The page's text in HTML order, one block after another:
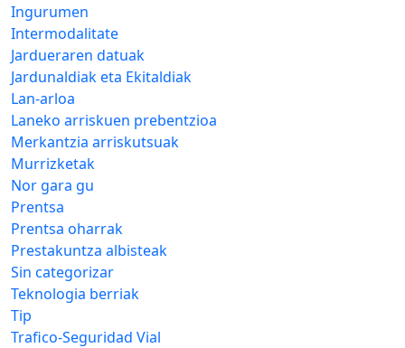
Ingurumen
Intermodalitate
Jardueraren datuak
Jardunaldiak eta Ekitaldiak
Lan-arloa
Laneko arriskuen prebentzioa
Merkantzia arriskutsuak
Murrizketak
Nor gara gu
Prentsa
Prentsa oharrak
Prestakuntza albisteak
Sin categorizar
Teknologia berriak
Tip
Trafico-Seguridad Vial